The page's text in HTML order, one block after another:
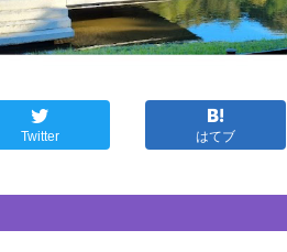
Twitter はてブ